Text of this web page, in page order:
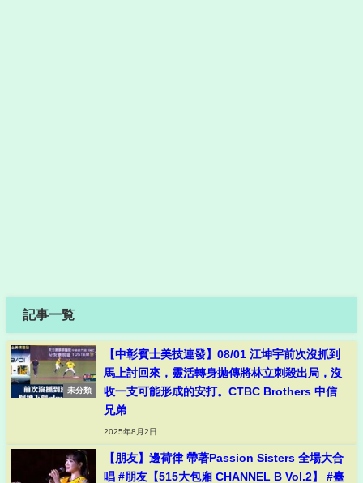
記事一覧
未分類
【中彰賓士美技連發】08/01 江坤宇前次沒抓到
馬上討回來，靈活轉身拋傳將林立刺殺出局，沒
收一支可能形成的安打。CTBC Brothers 中信
兄弟
2025年8月2日
【朋友】邊荷律 帶著Passion Sisters 全場大合
唱 #朋友【515大包廂 CHANNEL B Vol.2】 #臺